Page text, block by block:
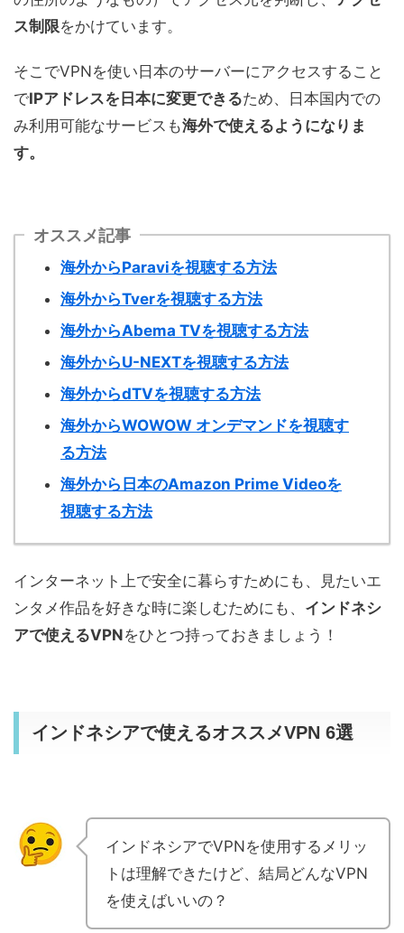
ス制限をかけています。
そこでVPNを使い日本のサーバーにアクセスすること
でIPアドレスを日本に変更できるため、日本国内での
み利用可能なサービスも海外で使えるようになりま
す。
オススメ記事
海外からParaviを視聴する方法
海外からTverを視聴する方法
海外からAbema TVを視聴する方法
海外からU-NEXTを視聴する方法
海外からdTVを視聴する方法
海外からWOWOW オンデマンドを視聴す
る方法
海外から日本のAmazon Prime Videoを
視聴する方法
インターネット上で安全に暮らすためにも、見たいエ
ンタメ作品を好きな時に楽しむためにも、 インドネシ
アで使えるVPNをひとつ持っておきましょう！
インドネシアで使えるオススメVPN 6選
インドネシアでVPNを使用するメリッ
トは理解できたけど、結局どんなVPN
を使えばいいの？